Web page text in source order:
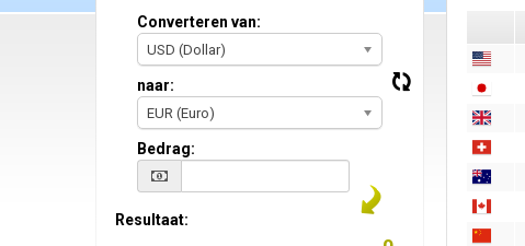
Converteren van:
USD (Dollar)
naar:
EUR (Euro)
Bedrag:
Resultaat: